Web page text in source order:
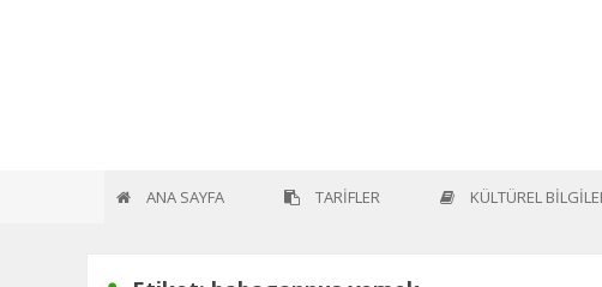
ANA SAYFA TARİFLER KÜLTÜREL
Home Etiket: babagannuş yemek